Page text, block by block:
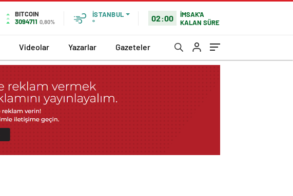
BITCOIN
3094711 0,80%
İSTANBUL
°
02:00
İMSAK'A
KALAN SÜRE
Videolar Yazarlar Gazeteler